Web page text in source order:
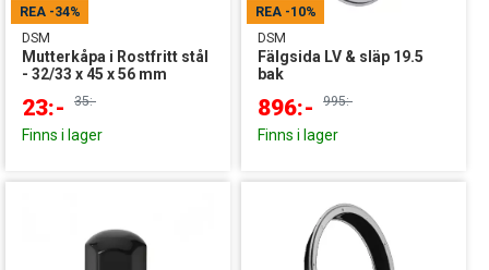
REA -34%
DSM
Mutterkåpa i Rostfritt stål
- 32/33 x 45 x 56 mm
23:- 35:-
Finns i lager
REA -10%
DSM
Fälgsida LV & släp 19.5
bak
896:- 995:-
Finns i lager